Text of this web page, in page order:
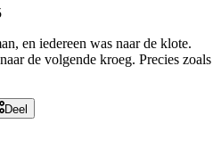
en iedereen was naar de klote.
de volgende kroeg. Precies zoals
Deel